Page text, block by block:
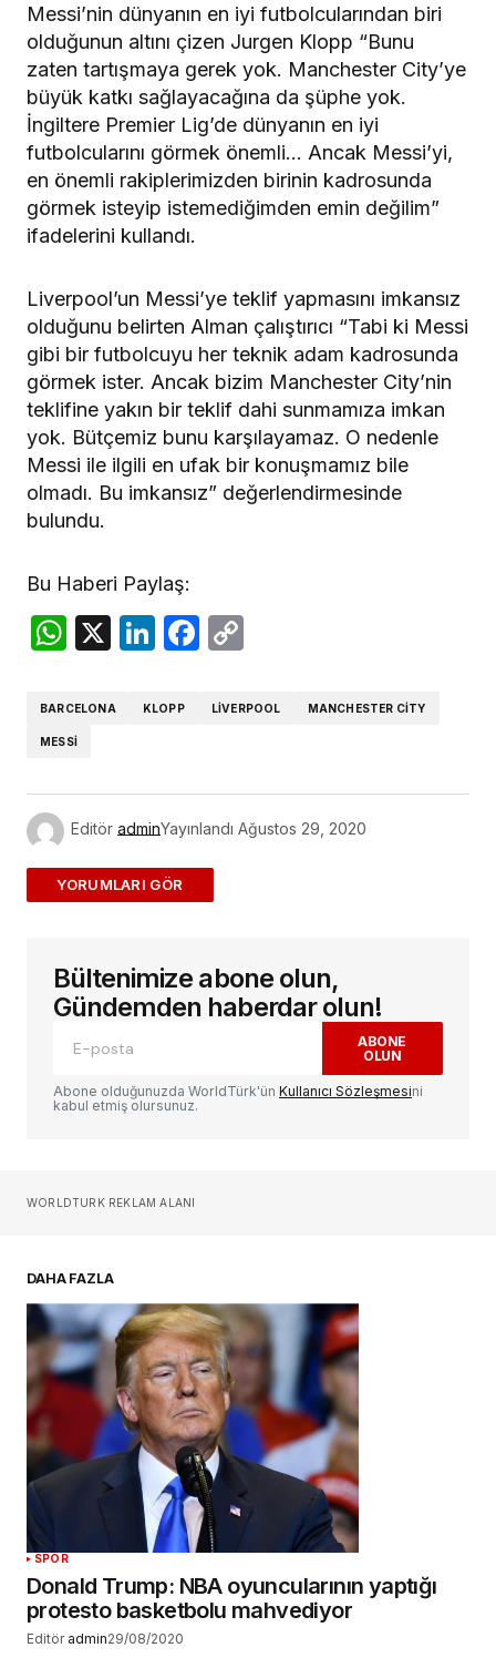
Messi’nin dünyanın en iyi futbolcularından biri
olduğunun altını çizen Jurgen Klopp “Bunu
zaten tartışmaya gerek yok. Manchester City’ye
büyük katkı sağlayacağına da şüphe yok.
İngiltere Premier Lig’de dünyanın en iyi
futbolcularını görmek önemli… Ancak Messi’yi,
en önemli rakiplerimizden birinin kadrosunda
görmek isteyip istemediğimden emin değilim”
ifadelerini kullandı.
Liverpool’un Messi’ye teklif yapmasını imkansız
olduğunu belirten Alman çalıştırıcı “Tabi ki Messi
gibi bir futbolcuyu her teknik adam kadrosunda
görmek ister. Ancak bizim Manchester City’nin
teklifine yakın bir teklif dahi sunmamıza imkan
yok. Bütçemiz bunu karşılayamaz. O nedenle
Messi ile ilgili en ufak bir konuşmamız bile
olmadı. Bu imkansız” değerlendirmesinde
bulundu.
Bu Haberi Paylaş:
WhatsApp
X LinkedIn
Facebook
BARCELONA KLOPP LIVERPOOL MANCHESTER CITY
MESSI
Editör adminYayınlandı Ağustos 29, 2020
ADD A COMMENT
E-posta adresiniz yayınlanmayacak.
alanlar*ile işaretlenmişlerdir
Yorum
Sizin adınız*
Daha sonraki yorumlarımda kullanılması için
adım, e-posta adresim ve site adresim bu
tarayıcıya kaydedilsin.
YORUM GÖNDER
Bültenimize abone olun,
Gündemden haberdar olun!
ABONE
OLUN
Abone olduğunuzda WorldTürk'ün Kullanıcı Sözleşmesini
kabul etmiş olursunuz.
WORLDTURK REKLAM ALANI
DAHA FAZLA
SPOR
Donald Trump: NBA oyuncularının yaptığı
protesto basketbolu mahvediyor
Editör admin29/08/2020